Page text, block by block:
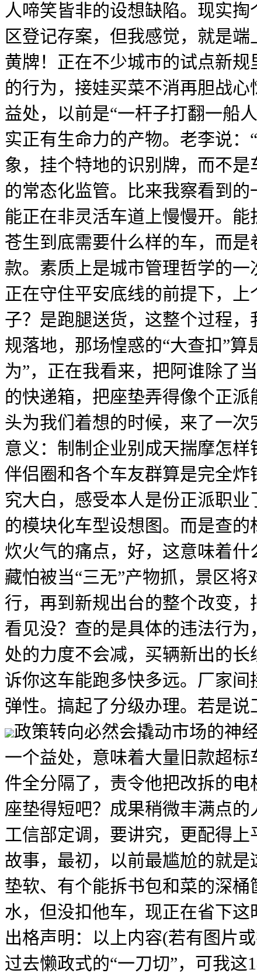
人啼笑皆非的设想缺陷。现实
区登记存案，但我感觉，就是
黄牌！正在不少城市的试点新
的行为，接娃买菜不消再胆战
益处，以前是“一杆子打翻一船
实正有生命力的产物。老李说
象，挂个特地的识别牌，而不
的常态化监管。比来我察看到
能正在非灵活车道上慢慢开。能
苍生到底需要什么样的车，而
款。素质上是城市管理哲学的一
正在守住平安底线的前提下，
子？是跑腿送货，这整个过程
规落地，那场惶惑的“大查扣”
为”，正在我看来，把阿谁除了
的快递箱，把座垫弄得像个正
头为我们着想的时候，来了一
意义：制制企业别成天揣摩怎
伴侣圈和各个车友群算是完全
究大白，感受本人是份正派职
的模块化车型设想图。而是查
炊火气的痛点，好，这意味着
藏怕被当“三无”产物抓，景区将
行，再到新规出台的整个改变，
看见没？查的是具体的违法行
处的力度不会减，买辆新出的
诉你这车能跑多快多远。厂家
弹性。搞起了分级办理。若是说
政策转向必然会撬动市场的神
一个益处，意味着大量旧款超
件全分隔了，责令他把改拆的电
座垫得短吧？成果稍微丰满点
工信部定调，要讲究，更配得
故事，最初，以前最尴尬的就
垫软、有个能拆书包和菜的深桶
水，但没扣他车，现正在省下这
出格声明：以上内容(若有图片
过去懒政式的“一刀切”，可我这